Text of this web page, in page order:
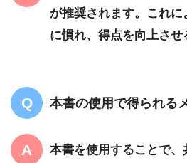
が推奨されます。これ
に慣れ、得点を向上させ
本書の使用で得られる
本書を使用することで